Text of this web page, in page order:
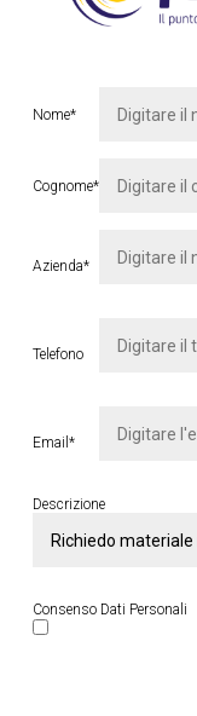
Nome*
Cognome*
Azienda*
Telefono
Email*
Descrizione
Consenso Dati Personali